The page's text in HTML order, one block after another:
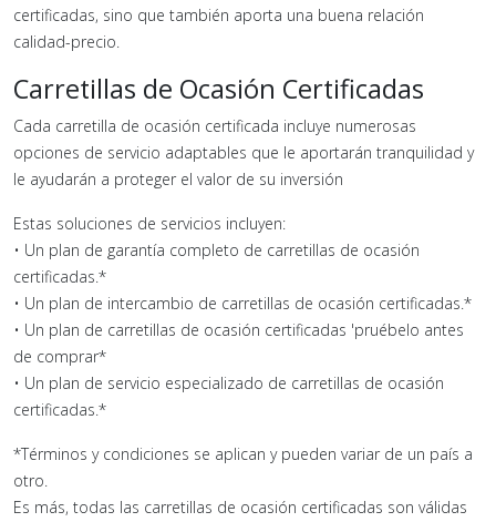
certificadas, sino que también aporta una buena relación
calidad-precio.
Carretillas de Ocasión Certificadas
Cada carretilla de ocasión certificada incluye numerosas
opciones de servicio adaptables que le aportarán tranquilidad y
le ayudarán a proteger el valor de su inversión
Estas soluciones de servicios incluyen:
• Un plan de garantía completo de carretillas de ocasión
certificadas.*
• Un plan de intercambio de carretillas de ocasión certificadas.*
• Un plan de carretillas de ocasión certificadas 'pruébelo antes
de comprar*
• Un plan de servicio especializado de carretillas de ocasión
certificadas.*
*Términos y condiciones se aplican y pueden variar de un país a
otro.
Es más, todas las carretillas de ocasión certificadas son válidas